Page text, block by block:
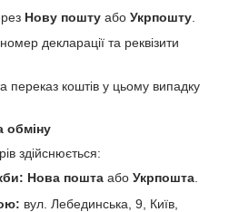
Нову пошту або Укрпошту
декларації та реквізити
переказ коштів у цьому випадку
обміну
здійснюється:
Нова пошта або Укрпошта.
вул. Лебединська, 9, Київ,